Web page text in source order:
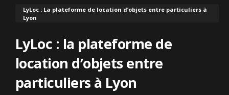
LyLoc : La plateforme de location d’objets entre particuliers à
Lyon
LyLoc : la plateforme de
location d’objets entre
particuliers à Lyon